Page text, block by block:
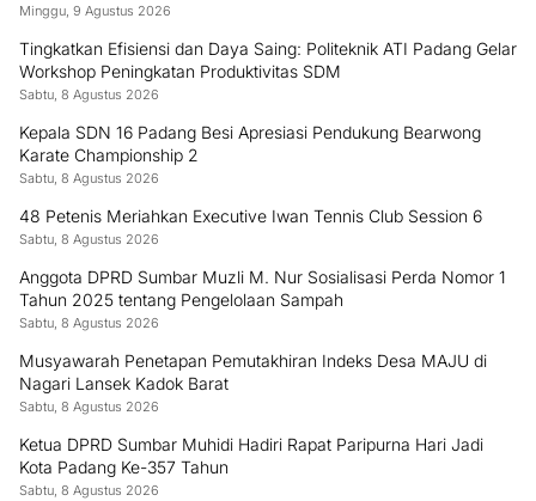
Minggu, 9 Agustus 2026
Tingkatkan Efisiensi dan Daya Saing: Politeknik ATI Padang Gelar
Workshop Peningkatan Produktivitas SDM
Sabtu, 8 Agustus 2026
Kepala SDN 16 Padang Besi Apresiasi Pendukung Bearwong
Karate Championship 2
Sabtu, 8 Agustus 2026
48 Petenis Meriahkan Executive Iwan Tennis Club Session 6
Sabtu, 8 Agustus 2026
Anggota DPRD Sumbar Muzli M. Nur Sosialisasi Perda Nomor 1
Tahun 2025 tentang Pengelolaan Sampah
Sabtu, 8 Agustus 2026
Musyawarah Penetapan Pemutakhiran Indeks Desa MAJU di
Nagari Lansek Kadok Barat
Sabtu, 8 Agustus 2026
Ketua DPRD Sumbar Muhidi Hadiri Rapat Paripurna Hari Jadi
Kota Padang Ke-357 Tahun
Sabtu, 8 Agustus 2026